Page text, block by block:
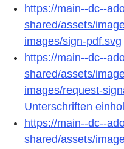
https://main--dc--
shared/assets/
images/sign-pdf.svg
https://main--dc--
shared/assets/
images/request-
Unterschriften
https://main--dc--
shared/assets/